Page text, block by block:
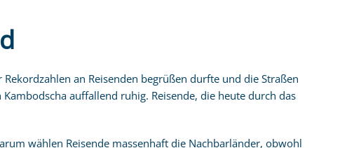
an Reisenden begrüßen durfte und die Straßen
auffallend ruhig. Reisende, die heute durch das
wählen Reisende massenhaft die Nachbarländer, obwohl